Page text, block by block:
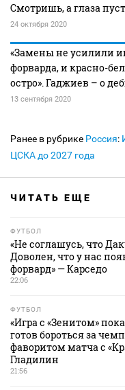
Смотришь, а глаза
24 октября 2020
«Замены не усилили
форварда, и красно-
остро». Гаджиев – о
13 сентября 2020
Ранее в рубрике Россия:
ЦСКА до 2027 года
ЧИТАТЬ ЕЩЕ
ФУТБОЛ
«Не соглашусь, что
Доволен, что у нас
форвард» — Карседо
22:06
ФУТБОЛ
«Игра с «Зенитом»
готов бороться за
фаворитом матча с
Гладилин
21:56